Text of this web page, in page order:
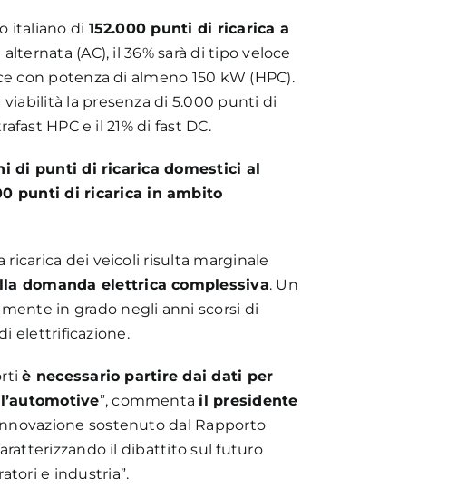
italiano di 152.000 punti di ricarica a
(AC), il 36% sarà di tipo veloce
con potenza di almeno 150 kW (HPC).
la presenza di 5.000 punti di
HPC e il 21% di fast DC.
di punti di ricarica domestici al
punti di ricarica in ambito
dei veicoli risulta marginale
domanda elettrica complessiva. Un
in grado negli anni scorsi di
elettrificazione.
è necessario partire dai dati per
”, commenta il presidente
sostenuto dal Rapporto
il dibattito sul futuro
e industria”.